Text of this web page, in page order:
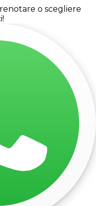
o scegliere